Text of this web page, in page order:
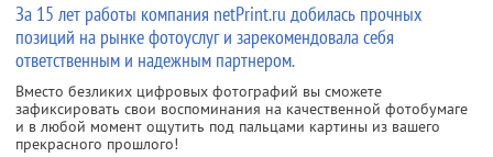
За 15 лет работы компания netPrint.ru добилась прочных
позиций на рынке фотоуслуг и зарекомендовала себя
ответственным и надежным партнером.
Вместо безликих цифровых фотографий вы сможете
зафиксировать свои воспоминания на качественной фотобумаге
и в любой момент ощутить под пальцами картины из вашего
прекрасного прошлого!